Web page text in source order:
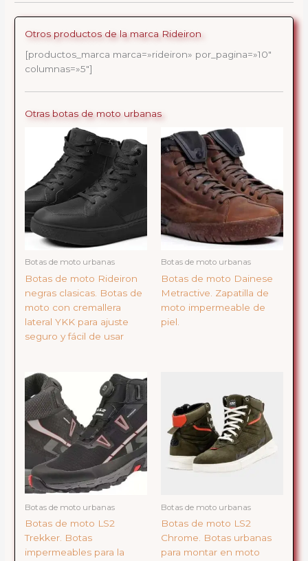
Otros productos de la marca Rideiron
[productos_marca marca=»rideiron» por_pagina=»10″
columnas=»5″]
Otras botas de moto urbanas
Botas de moto urbanas
Botas de moto Rideiron
negras clasicas. Botas de
moto con cremallera
lateral YKK para ajuste
seguro y fácil de usar
Botas de moto urbanas
Botas de moto Dainese
Metractive. Zapatilla de
moto impermeable de
piel.
Botas de moto urbanas
Botas de moto LS2
Trekker. Botas
impermeables para la
Botas de moto urbanas
Botas de moto LS2
Chrome. Botas urbanas
para montar en moto